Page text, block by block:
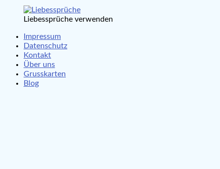
Liebessprüche verwenden
Impressum
Datenschutz
Kontakt
Über uns
Grusskarten
Blog